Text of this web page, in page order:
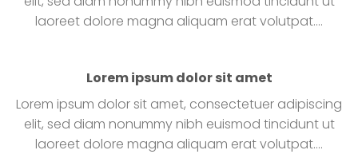
laoreet dolore magna aliquam erat volutpat….
Lorem ipsum dolor sit amet
Lorem ipsum dolor sit amet, consectetuer adipiscing
elit, sed diam nonummy nibh euismod tincidunt ut
laoreet dolore magna aliquam erat volutpat….